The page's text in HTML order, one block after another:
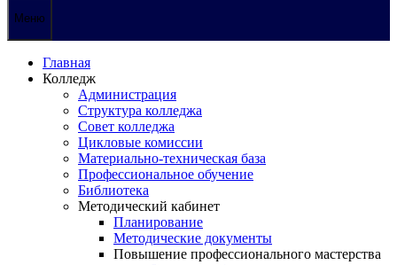
Меню
Главная
Колледж
Администрация
Структура колледжа
Совет колледжа
Цикловые комиссии
Материально-техническая база
Профессиональное обучение
Библиотека
Методический кабинет
Планирование
Методические документы
Повышение профессионального мастерства